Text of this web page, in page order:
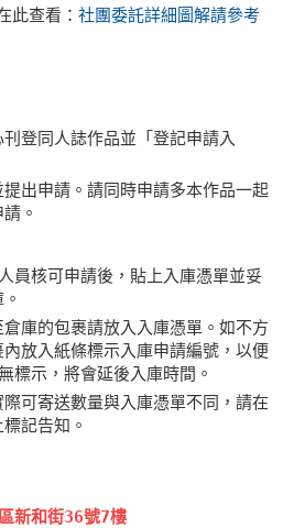
此查看：社團委託詳細圖解請參考
登同人誌作品並「登記申請入
出申請。請同時申請多本作品一起
。
員核可申請後，貼上入庫憑單並妥
倉庫的包裹請放入入庫憑單。如不方
放入紙條標示入庫申請編號，以便
標示，將會延後入庫時間。
際可寄送數量與入庫憑單不同，請在
記告知。
新和街36號7樓